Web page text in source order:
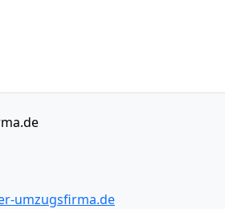
umzugsfirma.de